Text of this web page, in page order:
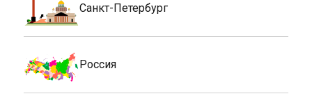
Санкт-Петербург
Россия